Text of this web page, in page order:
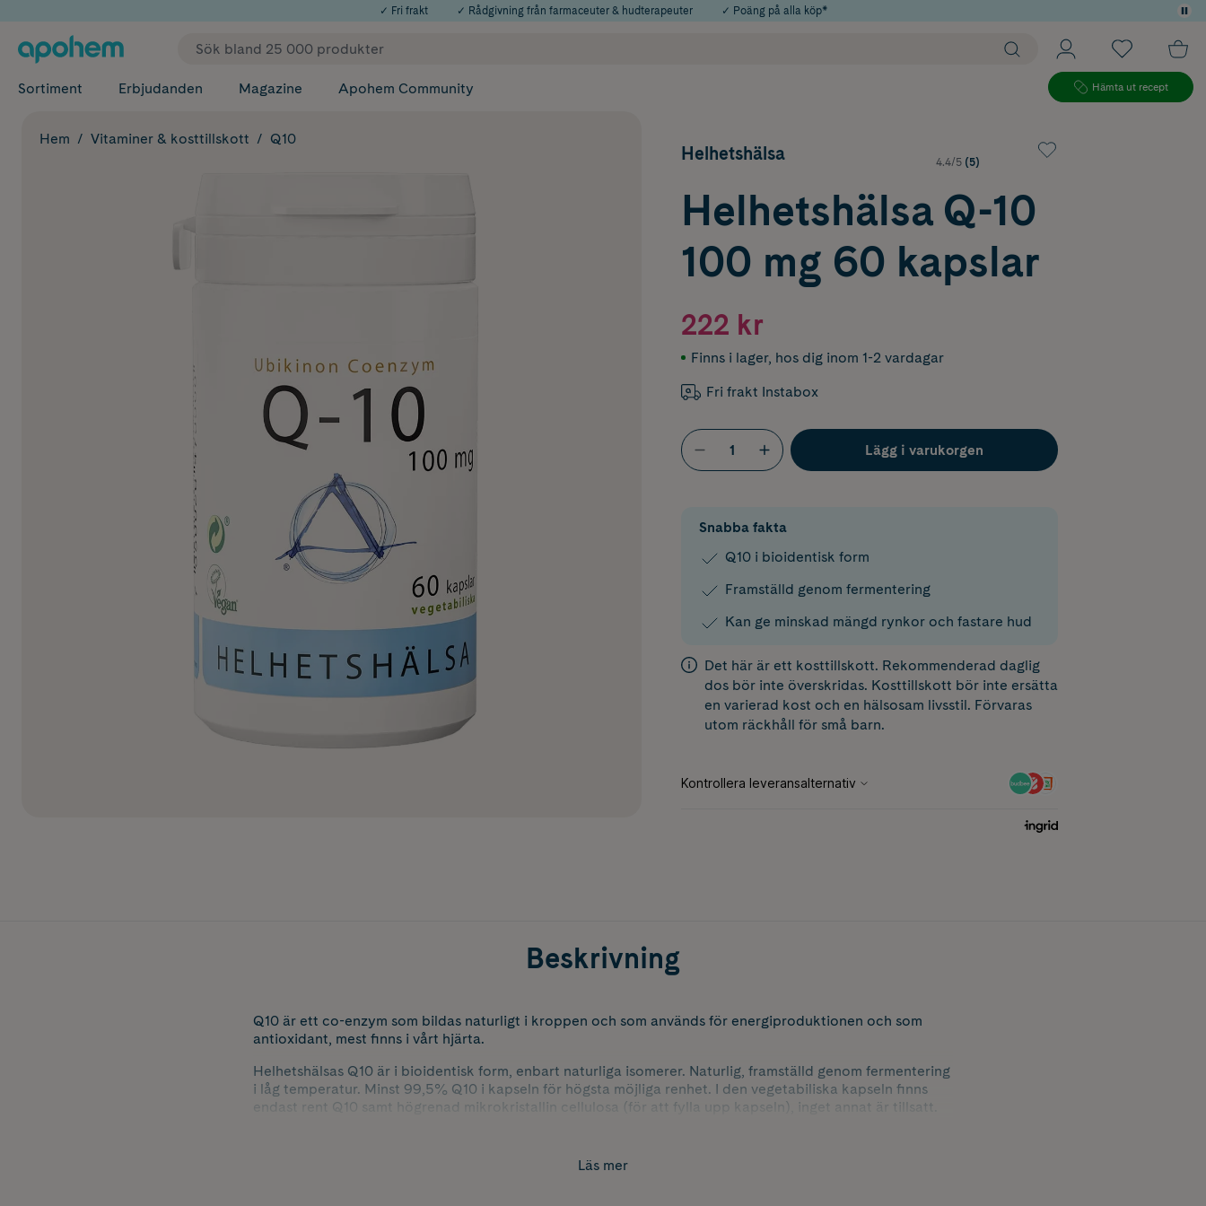
✓ Fri frakt ✓ Rådgivning från farmaceuter & hudterapeuter ✓ Poäng på alla köp*
Sortiment Erbjudanden Magazine Apohem Community Hämta ut recept
Hem Vitaminer & kosttillskott Q10
Helhetshälsa 4.4/5 (5)
Helhetshälsa Q-10
100 mg 60 kapslar
222 kr
Finns i lager, hos dig inom 1-2 vardagar
Fri frakt Instabox
Lägg i varukorgen
Snabba fakta
Q10 i bioidentisk form
Framställd genom fermentering
Kan ge minskad mängd rynkor och fastare hud
Det här är ett kosttillskott. Rekommenderad daglig
dos bör inte överskridas. Kosttillskott bör inte ersätta
en varierad kost och en hälsosam livsstil. Förvaras
utom räckhåll för små barn.
Beskrivning
Q10 är ett co-enzym som bildas naturligt i kroppen och som används för energiproduktionen och som
antioxidant, mest finns i vårt hjärta.
Helhetshälsas Q10 är i bioidentisk form, enbart naturliga isomerer. Naturlig, framställd genom fermentering
i låg temperatur. Minst 99,5% Q10 i kapseln för högsta möjliga renhet. I den vegetabiliska kapseln finns
endast rent Q10 samt högrenad mikrokristallin cellulosa (för att fylla upp kapseln), inget annat är tillsatt.
Läs mer